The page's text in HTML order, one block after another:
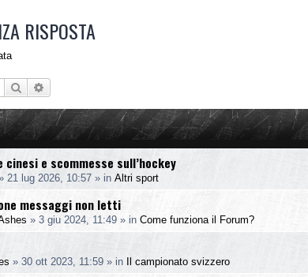
RISPOSTA
Cerca
e scommesse sull’hockey
21 lug 2026, 10:57 » in Altri sport
messaggi non letti
» 3 giu 2024, 11:49 » in Come funziona il Forum?
» 30 ott 2023, 11:59 » in Il campionato svizzero